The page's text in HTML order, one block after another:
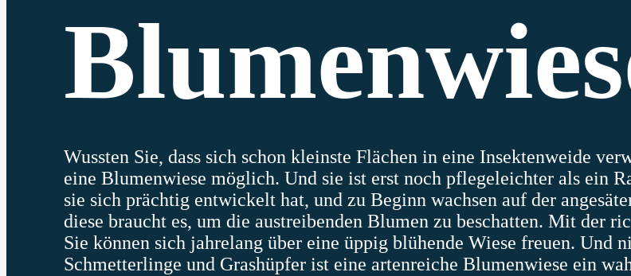
Wussten Sie, dass sich schon kleinste Flächen in eine Insektenweide
eine Blumenwiese möglich. Und sie ist erst noch pflegeleichter als ein
sie sich prächtig entwickelt hat, und zu Beginn wachsen auf der
diese braucht es, um die austreibenden Blumen zu beschatten. Mit der
Sie können sich jahrelang über eine üppig blühende Wiese freuen. Und
Schmetterlinge und Grashüpfer ist eine artenreiche Blumenwiese ein